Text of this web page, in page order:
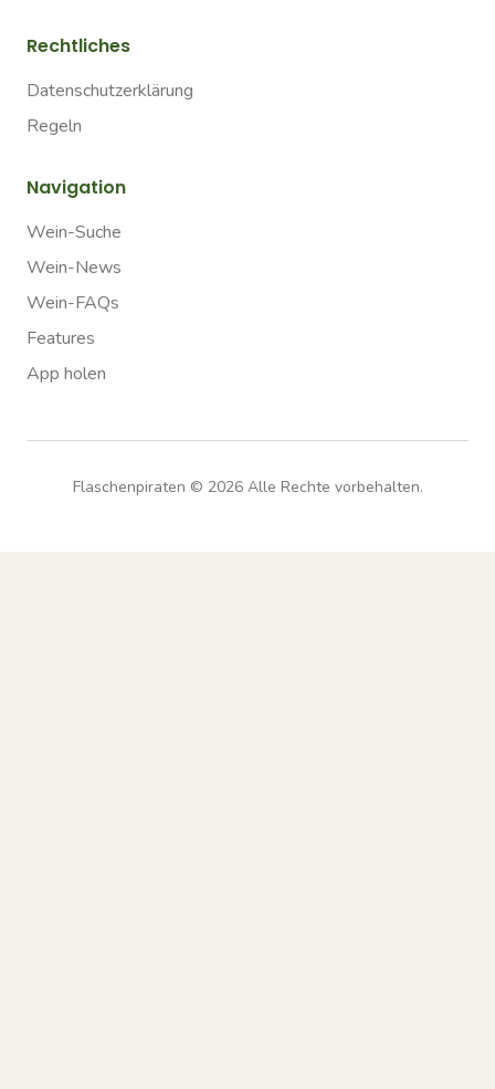
Rechtliches
Datenschutzerklärung
Regeln
Navigation
Wein-Suche
Wein-News
Wein-FAQs
Features
App holen
Flaschenpiraten © 2026Alle Rechte vorbehalten.